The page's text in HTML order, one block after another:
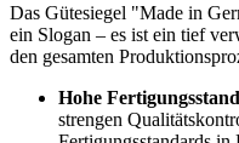
Das Gütesiegel "Made in
ein Slogan – es ist ein tief
den gesamten
Hohe
strengen